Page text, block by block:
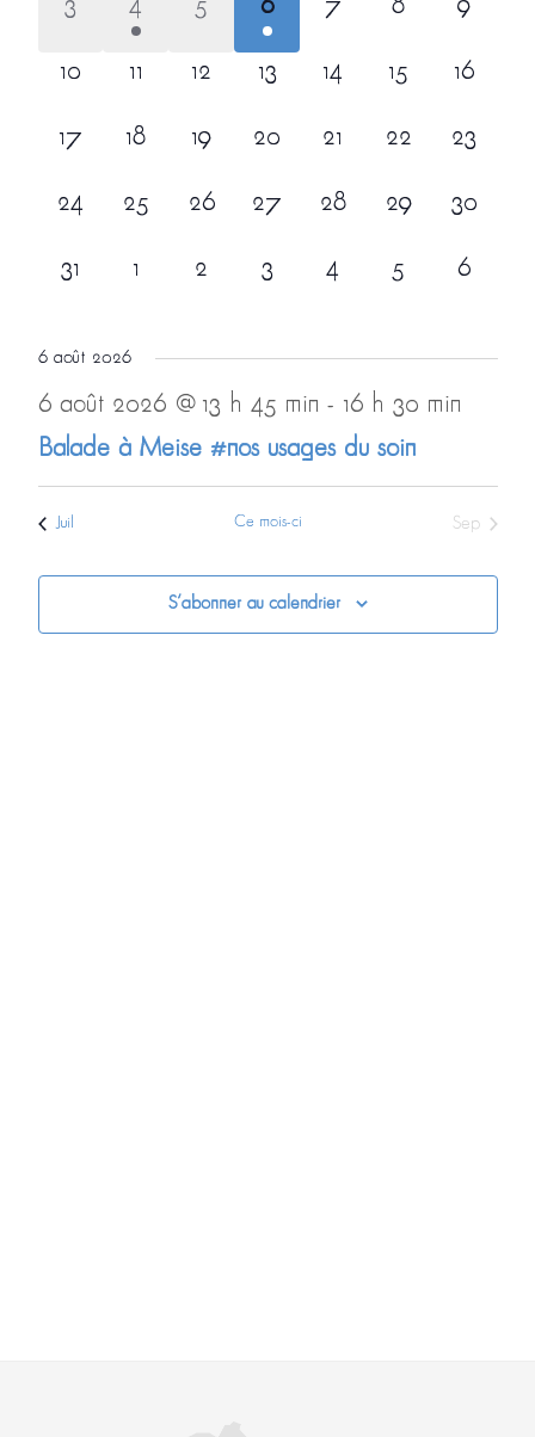
évènement,
3
évènement,
4
évènement,
5
évènement,
6 7 8 9
0
10
0
11
0
12
0
13
0
14
0
15
0
16
0
17
0
18
0
19
0
20
0
21
0
22
0
23
0
24
0
25
0
26
0
27
0
28
0
29
0
30
0
31
01
0
2
0
3
0
4
0
5
0
6
6 août 2026
6 août 2026 @ 13 h 45 min - 16 h 30 min
Balade à Meise #nos usages du soin
Juil Ce mois-ci Sep
S’abonner au calendrier